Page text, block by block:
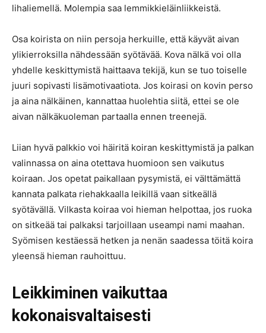
lihaliemellä. Molempia saa lemmikkieläinliikkeistä.
Osa koirista on niin persoja herkuille, että käyvät aivan
ylikierroksilla nähdessään syötävää. Kova nälkä voi olla
yhdelle keskittymistä haittaava tekijä, kun se tuo toiselle
juuri sopivasti lisämotivaatiota. Jos koirasi on kovin perso
ja aina nälkäinen, kannattaa huolehtia siitä, ettei se ole
aivan nälkäkuoleman partaalla ennen treenejä.
Liian hyvä palkkio voi häiritä koiran keskittymistä ja palkan
valinnassa on aina otettava huomioon sen vaikutus
koiraan. Jos opetat paikallaan pysymistä, ei välttämättä
kannata palkata riehakkaalla leikillä vaan sitkeällä
syötävällä. Vilkasta koiraa voi hieman helpottaa, jos ruoka
on sitkeää tai palkaksi tarjoillaan useampi nami maahan.
Syömisen kestäessä hetken ja nenän saadessa töitä koira
yleensä hieman rauhoittuu.
Leikkiminen vaikuttaa
kokonaisvaltaisesti